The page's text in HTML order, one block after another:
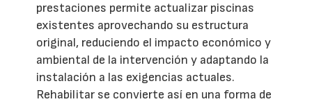
prestaciones permite actualizar piscinas
existentes aprovechando su estructura
original, reduciendo el impacto económico y
ambiental de la intervención y adaptando la
instalación a las exigencias actuales.
Rehabilitar se convierte así en una forma de